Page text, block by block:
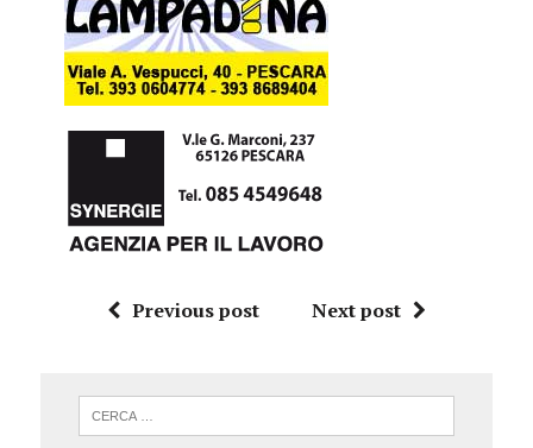
Previous post Next post